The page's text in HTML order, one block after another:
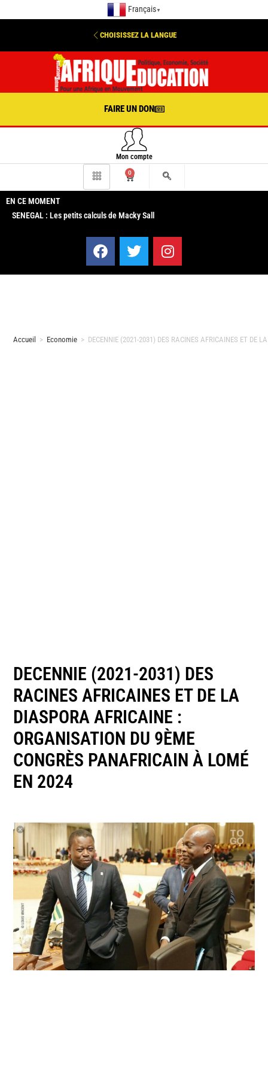
Français ▼
CHOISISSEZ LA LANGUE
FAIRE UN DON
Mon compte
0
EN CE MOMENT
SENEGAL : Les petits calculs de Macky Sall
Accueil > Economie > DECENNIE (2021-2031) DES RACINES AFRICAINES ET
DECENNIE (2021-2031) DES
RACINES AFRICAINES ET DE LA
DIASPORA AFRICAINE :
ORGANISATION DU 9ÈME
CONGRÈS PANAFRICAIN À LOMÉ
EN 2024